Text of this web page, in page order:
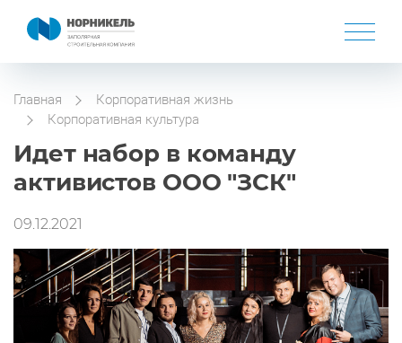
Главная
Корпоративная жизнь
Корпоративная культура
Идет набор в команду
активистов ООО "ЗСК"
09.12.2021